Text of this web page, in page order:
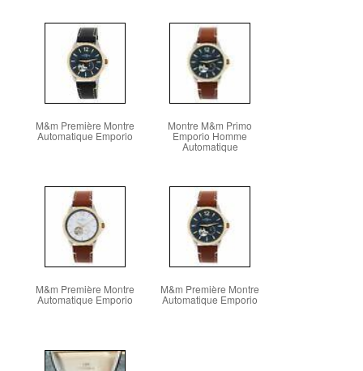
M&m Première Montre
Automatique Emporio
Montre M&m Primo
Emporio Homme
Automatique
M&m Première Montre
Automatique Emporio
M&m Première Montre
Automatique Emporio